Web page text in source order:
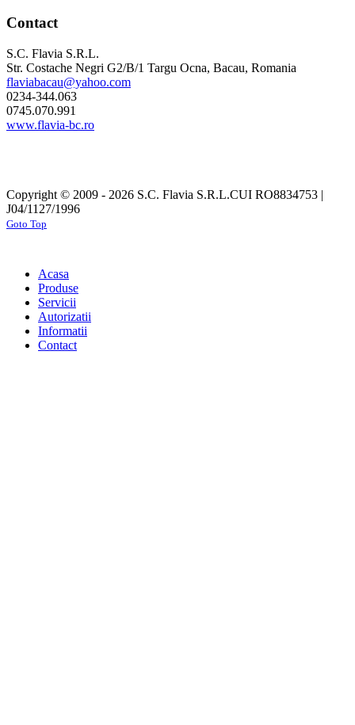
Contact
S.C. Flavia S.R.L.
Str. Costache Negri G2/B/1 Targu Ocna, Bacau, Romania
flaviabacau@yahoo.com
0234-344.063
0745.070.991
www.flavia-bc.ro
Copyright © 2009 - 2026 S.C. Flavia S.R.L.CUI RO8834753 |
J04/1127/1996
Goto Top
Acasa
Produse
Servicii
Autorizatii
Informatii
Contact